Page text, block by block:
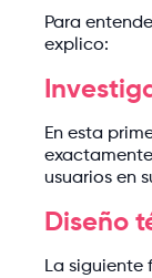
Para
explico:
En esta
usuarios en
Diseño
La siguiente